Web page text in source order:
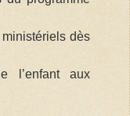
dès
l’enfant aux